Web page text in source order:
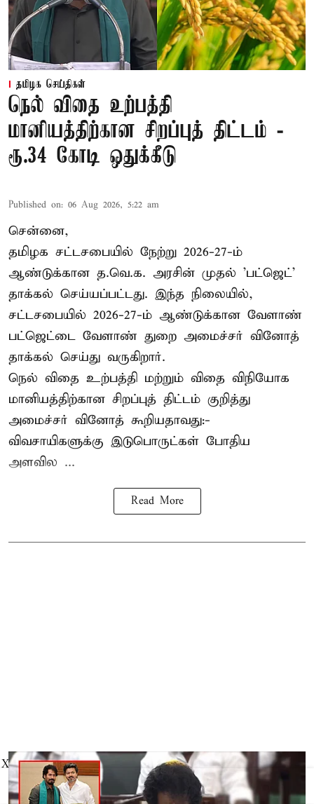
தமிழக செய்திகள்
நெல் விதை உற்பத்தி
மானியத்திற்கான சிறப்புத் திட்டம் -
ரூ.34 கோடி ஒதுக்கீடு
Published on: 06 Aug 2026, 5:22 am
சென்னை,
தமிழக சட்டசபையில் நேற்று 2026-27-ம்
ஆண்டுக்கான த.வெ.க. அரசின் முதல் 'பட்ஜெட்'
தாக்கல் செய்யப்பட்டது. இந்த நிலையில்,
சட்டசபையில் 2026-27-ம் ஆண்டுக்கான வேளாண்
பட்ஜெட்டை வேளாண் துறை அமைச்சர் வினோத்
தாக்கல் செய்து வருகிறார்.
நெல் விதை உற்பத்தி மற்றும் விதை விநியோக
மானியத்திற்கான சிறப்புத் திட்டம் குறித்து
அமைச்சர் வினோத் கூறியதாவது:-
விவசாயிகளுக்கு இடுபொருட்கள் போதிய
அளவில ...
Read More
X